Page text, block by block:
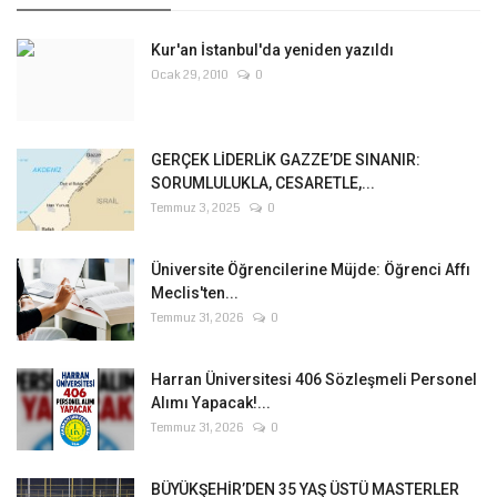
Kur'an İstanbul'da yeniden yazıldı
Ocak 29, 2010 0
GERÇEK LİDERLİK GAZZE’DE SINANIR:
SORUMLULUKLA, CESARETLE,...
Temmuz 3, 2025 0
Üniversite Öğrencilerine Müjde: Öğrenci Affı
Meclis'ten...
Temmuz 31, 2026 0
Harran Üniversitesi 406 Sözleşmeli Personel
Alımı Yapacak!...
Temmuz 31, 2026 0
BÜYÜKŞEHİR’DEN 35 YAŞ ÜSTÜ MASTERLER